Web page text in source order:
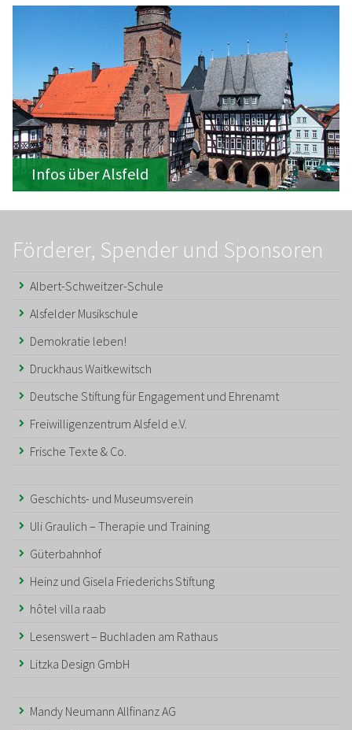
Infos über Alsfeld
Förderer, Spender und Sponsoren
Albert-Schweitzer-Schule
Alsfelder Musikschule
Demokratie leben!
Druckhaus Waitkewitsch
Deutsche Stiftung für Engagement und Ehrenamt
Freiwilligenzentrum Alsfeld e.V.
Frische Texte & Co.
Geschichts- und Museumsverein
Uli Graulich – Therapie und Training
Güterbahnhof
Heinz und Gisela Friederichs Stiftung
hôtel villa raab
Lesenswert – Buchladen am Rathaus
Litzka Design GmbH
Mandy Neumann Allfinanz AG